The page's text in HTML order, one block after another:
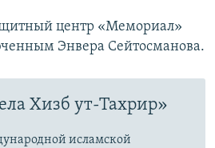
центр «Мемориал»
Энвера Сейтосманова.
Хизб ут-Тахрир»
исламской